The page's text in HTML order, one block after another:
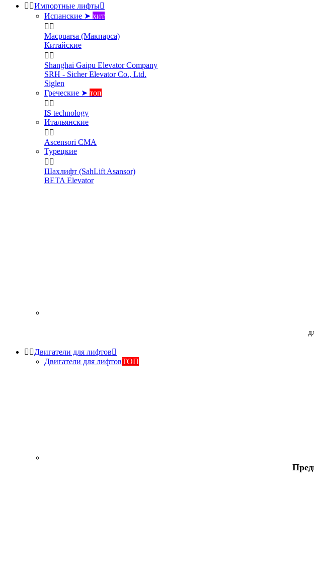
 Импортные лифты
Испанские ➤ хит
 
Macpuarsa (Макпарса)
Китайские
 
Shanghai Gaipu Elevator Company
SRH - Sicher Elevator Co., Ltd.
Siglen
Греческие ➤ топ
 
IS technology
Итальянские
 
Ascensori CMA
Турецкие
 
Шахлифт (SahLift Asansor)
BETA Elevator
 Двигатели для лифтов
Двигатели для лифтовТОП